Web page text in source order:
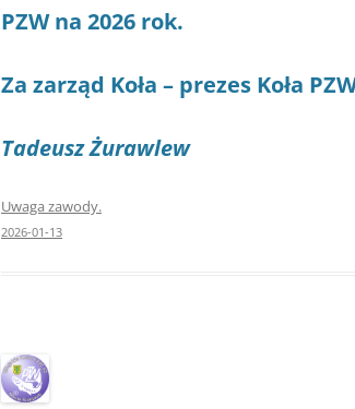
PZW na 2026 rok.
Za zarząd Koła – prezes Koła
Tadeusz Żurawlew
Uwaga zawody.
2026-01-13